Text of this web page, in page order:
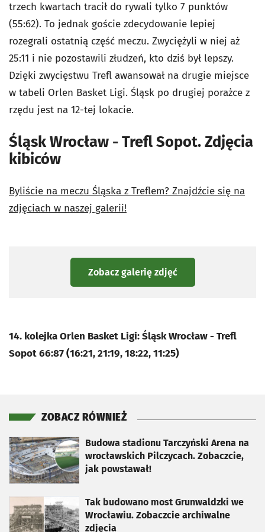
trzech kwartach tracił do rywali tylko 7 punktów
(55:62). To jednak goście zdecydowanie lepiej
rozegrali ostatnią część meczu. Zwyciężyli w niej aż
25:11 i nie pozostawili złudzeń, kto dziś był lepszy.
Dzięki zwycięstwu Trefl awansował na drugie miejsce
w tabeli Orlen Basket Ligi. Śląsk po drugiej porażce z
rzędu jest na 12-tej lokacie.
Śląsk Wrocław - Trefl Sopot. Zdjęcia
kibiców
Byliście na meczu Śląska z Treflem? Znajdźcie się na
zdjęciach w naszej galerii!
Zobacz galerię zdjęć
14. kolejka Orlen Basket Ligi: Śląsk Wrocław - Trefl
Sopot 66:87 (16:21, 21:19, 18:22, 11:25)
ZOBACZ RÓWNIEŻ
Budowa stadionu Tarczyński Arena na
wrocławskich Pilczycach. Zobaczcie,
jak powstawał!
otworzy się w nowej karcie
Tak budowano most Grunwaldzki we
Wrocławiu. Zobaczcie archiwalne
zdjęcia
otworzy się w nowej karcie